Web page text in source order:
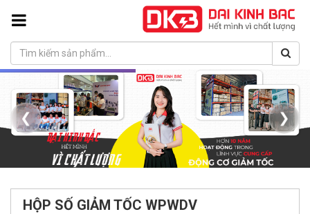
❮ ❯
HỘP SỐ GIẢM TỐC WPWDV